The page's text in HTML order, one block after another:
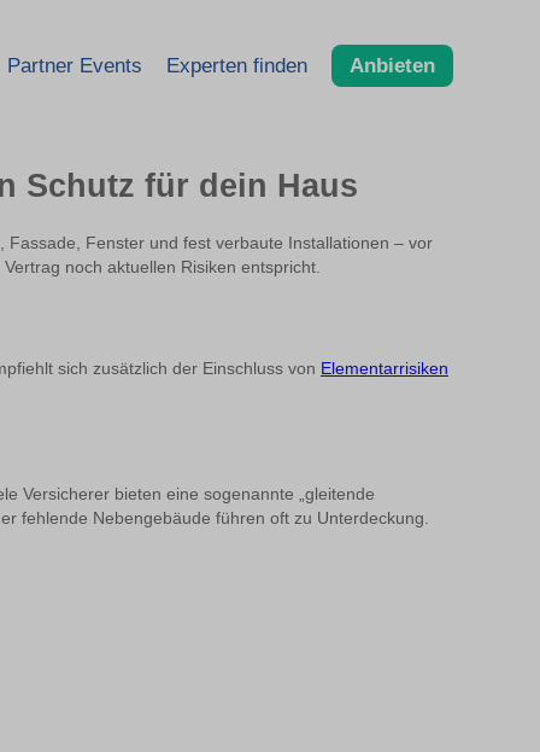
Partner Events Experten finden Anbieten
Schutz für dein Haus
Fassade, Fenster und fest verbaute Installationen – vor
noch aktuellen Risiken entspricht.
sich zusätzlich der Einschluss von Elementarrisiken
Versicherer bieten eine sogenannte „gleitende
fehlende Nebengebäude führen oft zu Unterdeckung.